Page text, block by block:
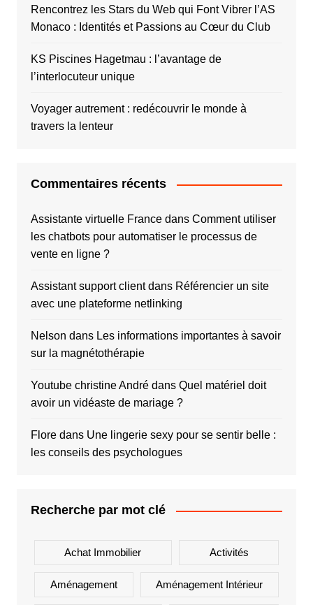
Rencontrez les Stars du Web qui Font Vibrer l’AS
Monaco : Identités et Passions au Cœur du Club
KS Piscines Hagetmau : l’avantage de
l’interlocuteur unique
Voyager autrement : redécouvrir le monde à
travers la lenteur
Commentaires récents
Assistante virtuelle Francedans Comment utiliser
les chatbots pour automatiser le processus de
vente en ligne ?
Assistant support clientdans Référencier un site
avec une plateforme netlinking
Nelson dans Les informations importantes à savoir
sur la magnétothérapie
Youtube christine Andrédans Quel matériel doit
avoir un vidéaste de mariage ?
Floredans Une lingerie sexy pour se sentir belle :
les conseils des psychologues
Recherche par mot clé
Achat Immobilier Activités
Aménagement Aménagement Intérieur